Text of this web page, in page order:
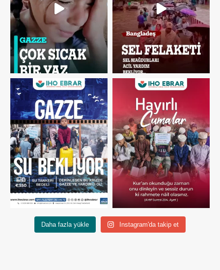
Daha fazla yükle Instagram'da takip et